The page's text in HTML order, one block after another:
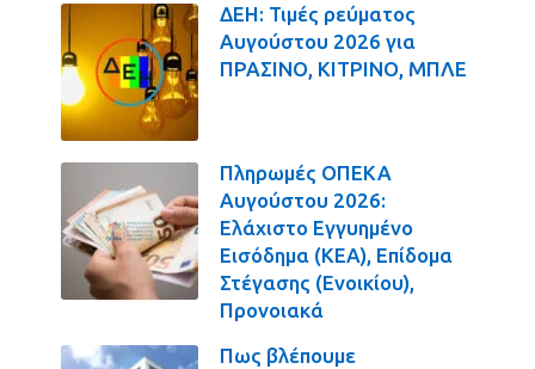
ΔΕΗ: Τιμές ρεύματος
Αυγούστου 2026 για
ΠΡΑΣΙΝΟ, ΚΙΤΡΙΝΟ, ΜΠΛΕ
Πληρωμές ΟΠΕΚΑ
Αυγούστου 2026:
Ελάχιστο Εγγυημένο
Εισόδημα (ΚΕΑ), Επίδομα
Στέγασης (Ενοικίου),
Προνοιακά
Πως βλέπουμε